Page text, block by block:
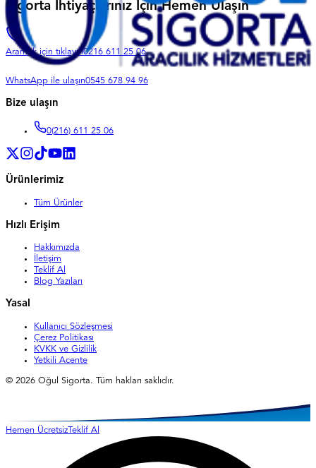
Sigorta İhtiyaçlarınız İçin Hemen Ulaşın
Aramak için tıklayın0216 611 25 06
WhatsApp ile ulaşın0545 678 94 96
Bize ulaşın
0(216) 611 25 06
Ürünlerimiz
Tüm Ürünler
Hızlı Erişim
Hakkımızda
İletişim
Teklif Al
Blog Yazıları
Yasal
Kullanıcı Sözleşmesi
Çerez Politikası
KVKK ve Gizlilik
Yetkili Acente
© 2026 Oğul Sigorta. Tüm hakları saklıdır.
Hemen ÜcretsizTeklif Al